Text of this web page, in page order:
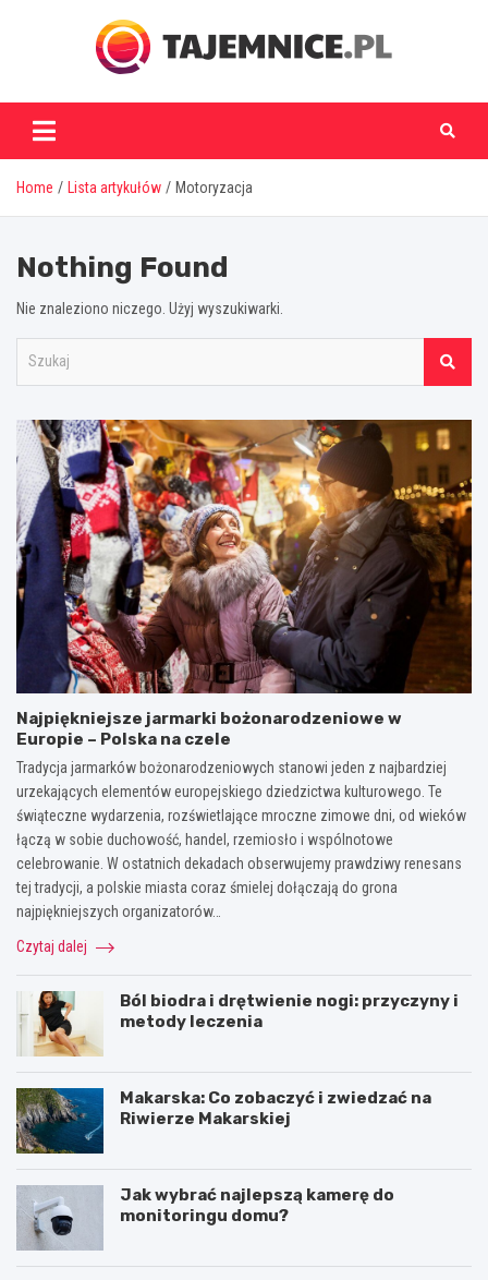
tajemnice.pl
Home Lista artykułów Motoryzacja
Nothing Found
Nie znaleziono niczego. Użyj wyszukiwarki.
k
j
Najpiękniejsze jarmarki bożonarodzeniowe w
Europie – Polska na czele
Tradycja jarmarków bożonarodzeniowych stanowi jeden z najbardziej
urzekających elementów europejskiego dziedzictwa kulturowego. Te
świąteczne wydarzenia, rozświetlające mroczne zimowe dni, od wieków
łączą w sobie duchowość, handel, rzemiosło i wspólnotowe
celebrowanie. W ostatnich dekadach obserwujemy prawdziwy renesans
tej tradycji, a polskie miasta coraz śmielej dołączają do grona
najpiękniejszych organizatorów…
Czytaj dalej
Ból biodra i drętwienie nogi: przyczyny i
metody leczenia
Makarska: Co zobaczyć i zwiedzać na
Riwierze Makarskiej
Jak wybrać najlepszą kamerę do
monitoringu domu?